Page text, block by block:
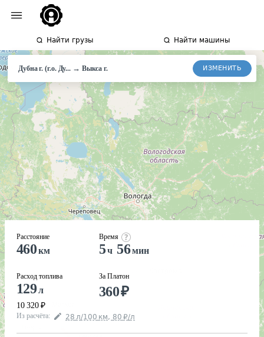
Найти грузы Найти машины
Дубна г. (г.о. Ду... → Выкса г. ИЗМЕНИТЬ
Расстояние
460км
Расход топлива
129л
10 320 ₽
Время
5 ч 56мин
За Платон
360₽
Из расчёта: 28 л/100 км, 80 ₽/л